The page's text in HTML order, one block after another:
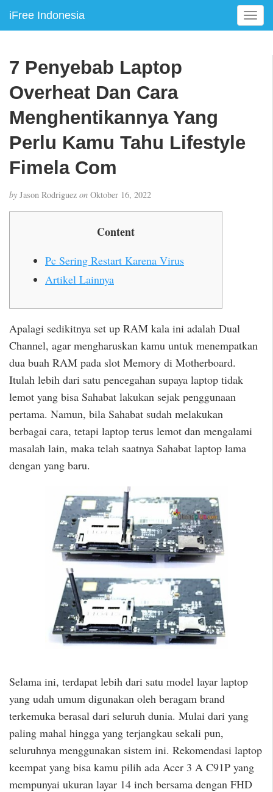
iFree Indonesia
T
o
7 Penyebab Laptop
Overheat Dan Cara
Menghentikannya Yang
Perlu Kamu Tahu Lifestyle
Fimela Com
by Jason Rodriguez on Oktober 16, 2022
Content
Pc Sering Restart Karena Virus
Artikel Lainnya
Apalagi sedikitnya set up RAM kala ini adalah Dual
Channel, agar mengharuskan kamu untuk menempatkan
dua buah RAM pada slot Memory di Motherboard.
Itulah lebih dari satu pencegahan supaya laptop tidak
lemot yang bisa Sahabat lakukan sejak penggunaan
pertama. Namun, bila Sahabat sudah melakukan
berbagai cara, tetapi laptop terus lemot dan mengalami
masalah lain, maka telah saatnya Sahabat laptop lama
dengan yang baru.
Selama ini, terdapat lebih dari satu model layar laptop
yang udah umum digunakan oleh beragam brand
terkemuka berasal dari seluruh dunia. Mulai dari yang
paling mahal hingga yang terjangkau sekali pun,
seluruhnya menggunakan sistem ini. Rekomendasi laptop
keempat yang bisa kamu pilih ada Acer 3 A C91P yang
mempunyai ukuran layar 14 inch bersama dengan FHD